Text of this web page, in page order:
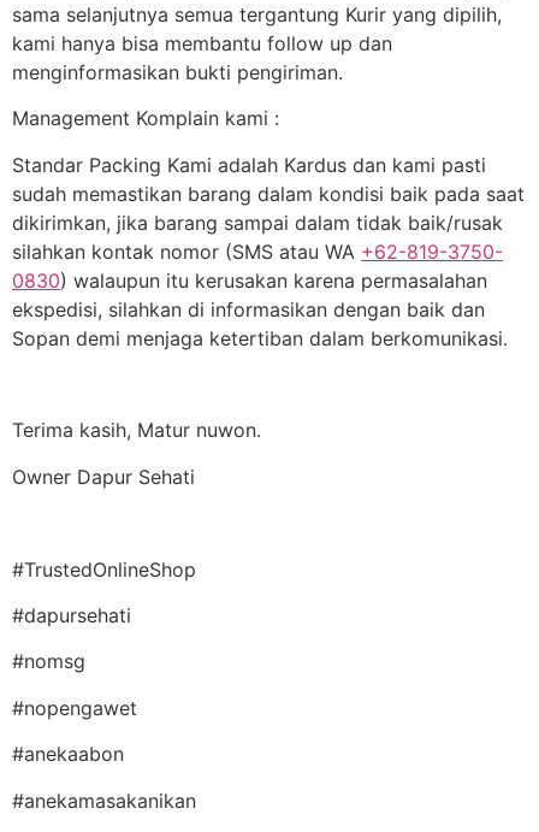
sama selanjutnya semua tergantung Kurir yang dipilih,
kami hanya bisa membantu follow up dan
menginformasikan bukti pengiriman.
Management Komplain kami :
Standar Packing Kami adalah Kardus dan kami pasti
sudah memastikan barang dalam kondisi baik pada saat
dikirimkan, jika barang sampai dalam tidak baik/rusak
silahkan kontak nomor (SMS atau WA +62-819-3750-
0830) walaupun itu kerusakan karena permasalahan
ekspedisi, silahkan di informasikan dengan baik dan
Sopan demi menjaga ketertiban dalam berkomunikasi.
Terima kasih, Matur nuwon.
Owner Dapur Sehati
#TrustedOnlineShop
#dapursehati
#nomsg
#nopengawet
#anekaabon
#anekamasakanikan